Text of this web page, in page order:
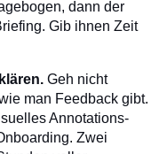
dann der
Gib ihnen Zeit
Geh nicht
man Feedback gibt.
Annotations-
Zwei